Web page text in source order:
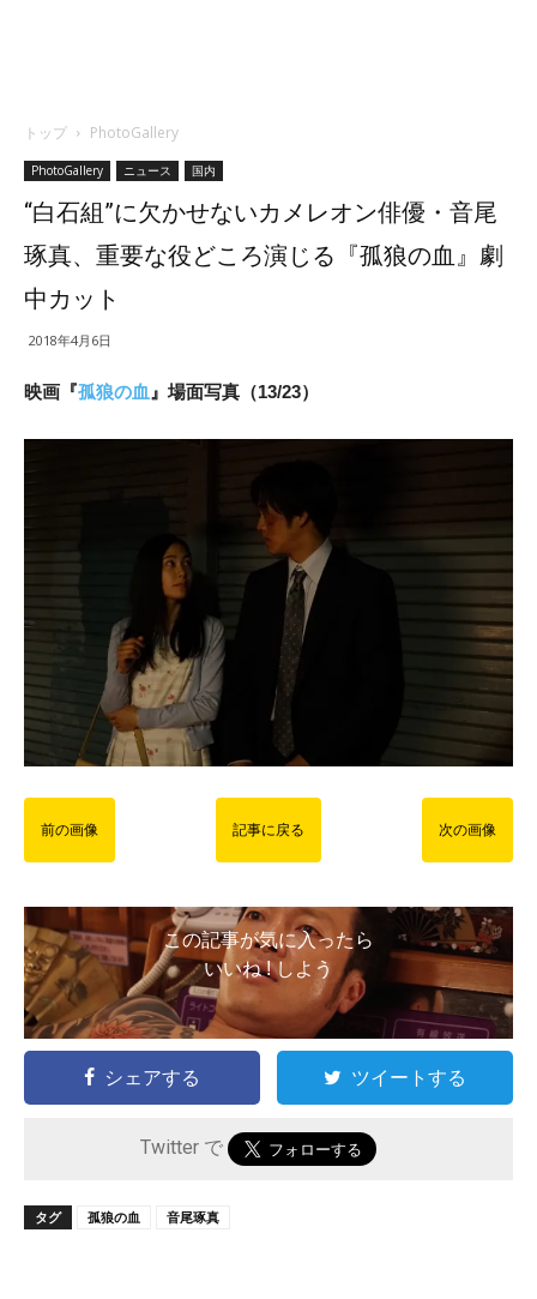
トップ PhotoGallery
PhotoGallery ニュース 国内
“白石組”に欠かせないカメレオン俳優・音尾
琢真、重要な役どころ演じる『孤狼の血』劇
中カット
2018年4月6日
映画『孤狼の血 』場面写真（13/23）
前の画像 記事に戻る 次の画像
この記事が気に入ったら
いいね ! しよう
シェアする ツイートする
Twitter で
タグ 孤狼の血 音尾琢真